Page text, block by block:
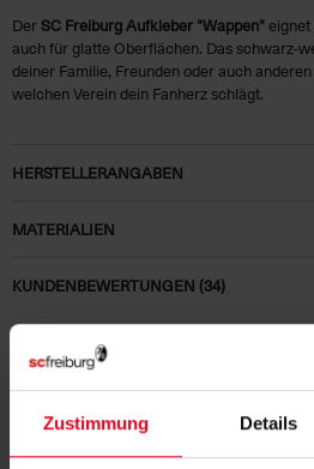
Zustimmung Details
Der SC Freiburg Aufkleber "Wappen"
auch für glatte Oberflächen. Das schwarz-
deiner Familie, Freunden oder auch
welchen Verein dein Fanherz schlägt.
HERSTELLERANGABEN
MATERIALIEN
KUNDENBEWERTUNGEN (34)
Artikelnummer: